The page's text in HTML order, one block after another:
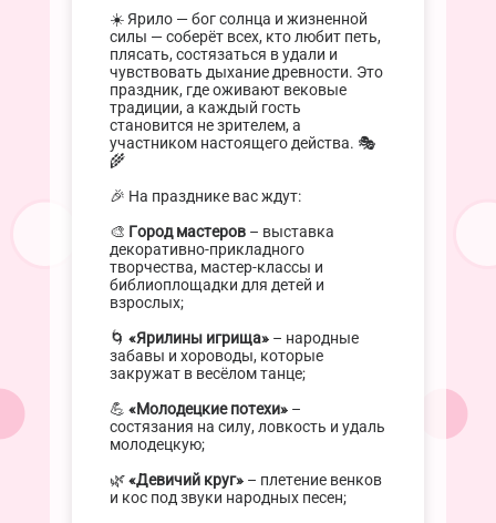
☀️ Ярило — бог солнца и жизненной
силы — соберёт всех, кто любит петь,
плясать, состязаться в удали и
чувствовать дыхание древности. Это
праздник, где оживают вековые
традиции, а каждый гость
становится не зрителем, а
участником настоящего действа. 🎭
🌾
🎉 На празднике вас ждут:
🎨 Город мастеров– выставка
декоративно-прикладного
творчества, мастер-классы и
библиоплощадки для детей и
взрослых;
🌀 «Ярилины игрища»– народные
забавы и хороводы, которые
закружат в весёлом танце;
💪 «Молодецкие потехи»–
состязания на силу, ловкость и удаль
молодецкую;
🌿«Девичий круг»– плетение венков
и кос под звуки народных песен;